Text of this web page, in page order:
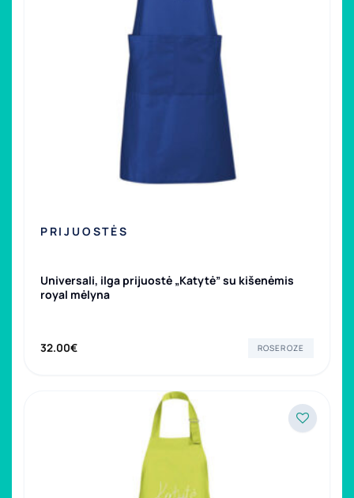
PRIJUOSTĖS
Universali, ilga prijuostė „Katytė” su kišenėmis
royal mėlyna
32.00€ ROSEROZE